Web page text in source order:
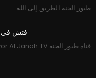
طيور الجنة الطريق إلى الله
فتش في
Toyor Al Janah TV قناة طيور الجنة